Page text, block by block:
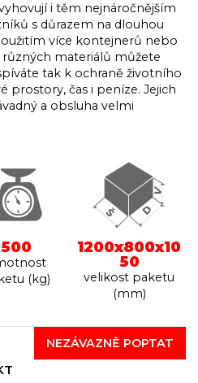
i těm nejnáročnějším
s důrazem na dlouhou
více kontejnerů nebo
materiálů můžete
tak k ochraně životního
prostory, čas i peníze. Jejich
a obsluha velmi
500
(kg)
1200x800x10
50
velikost paketu
(mm)
NEZÁVAZNĚ POPTAT